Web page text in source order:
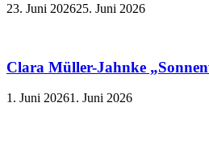
23. Juni 202625. Juni 2026
Clara Müller-Jahnke
1. Juni 20261. Juni 2026